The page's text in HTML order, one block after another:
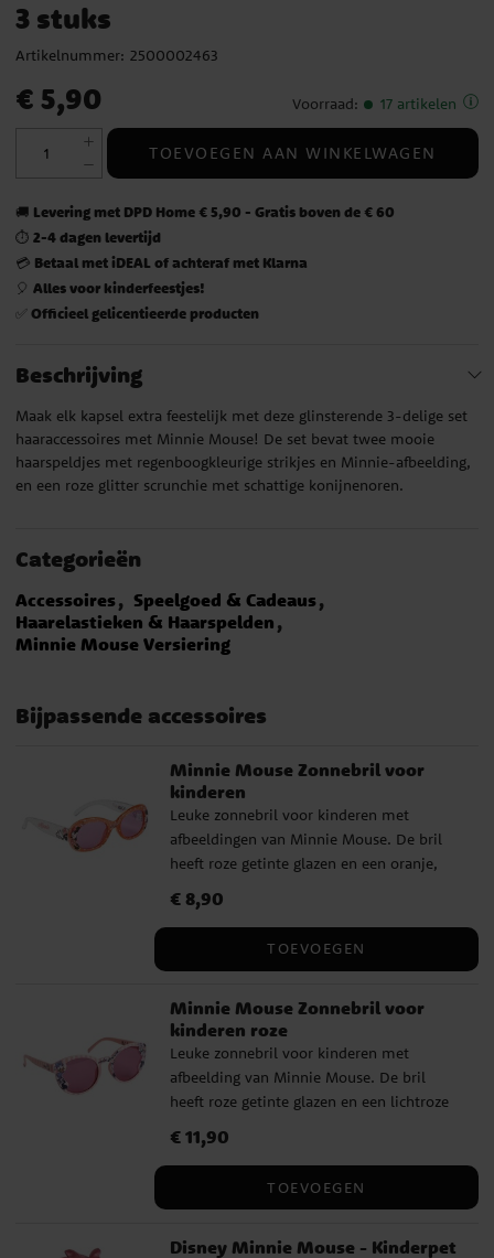
3 stuks
Artikelnummer: 2500002463
Prijs: € 5,90
€ 5,90 Voorraad: 17 artikelen
TOEVOEGEN AAN WINKELWAGEN
🚚 Levering met DPD Home € 5,90 - Gratis boven de € 60
⏱️ 2-4 dagen levertijd
💳 Betaal met iDEAL of achteraf met Klarna
🎈 Alles voor kinderfeestjes!
✅ Officieel gelicentieerde producten
Beschrijving
Maak elk kapsel extra feestelijk met deze glinsterende 3-delige set
haaraccessoires met Minnie Mouse! De set bevat twee mooie
haarspeldjes met regenboogkleurige strikjes en Minnie-afbeelding,
en een roze glitter scrunchie met schattige konijnenoren.
Categorieën
Accessoires
Speelgoed & Cadeaus
Haarelastieken & Haarspelden
Minnie Mouse Versiering
Bijpassende accessoires
Minnie Mouse Zonnebril voor
kinderen
Leuke zonnebril voor kinderen met
afbeeldingen van Minnie Mouse. De bril
heeft roze getinte glazen en een oranje,
details van Minnie. De bril biedt UV400-
perfect voor zonnige dagen, uitstapjes en
Mouse-afbeeldingen ✔️ Roze getinte
glazen ✔️ Oranje glitterend montuur met
decoratieve details ✔️ UV400-
bescherming tegen de zonnestralen ✔️
Breedte: ca. 13 cm
Prijs :€ 8,90
€ 8,90
TOEVOEGEN
Minnie Mouse Zonnebril voor
kinderen roze
Leuke zonnebril voor kinderen met
afbeelding van Minnie Mouse. De bril
heeft roze getinte glazen en een lichtroze
Katrien en Mickey. De bril biedt UV400-
perfect voor zonnige dagen, uitstapjes en
Mouse-afbeelding ✔️ Roze getinte glazen
Prijs :€ 11,90
€ 11,90
TOEVOEGEN
Disney Minnie Mouse - Kinderpet